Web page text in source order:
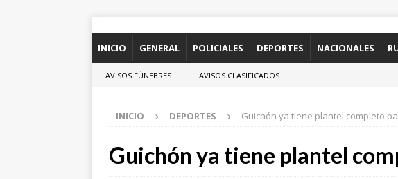
INICIO GENERAL POLICIALES DEPORTES NACIONALES
AVISOS FÚNEBRES AVISOS CLASIFICADOS
INICIO DEPORTES Guichón ya tiene plantel completo
Guichón ya tiene plantel